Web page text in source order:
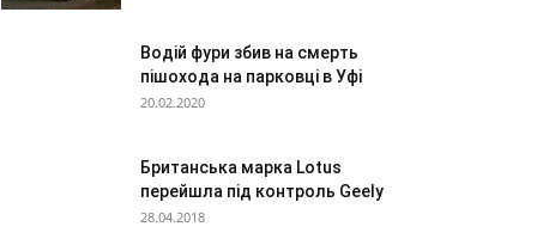
Водій фури збив на смерть
пішохода на парковці в Уфі
20.02.2020
Британська марка Lotus
перейшла під контроль Geely
28.04.2018